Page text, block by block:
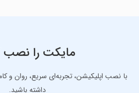
مایکت را نصب
با نصب اپلیکیشن، تجربه‌ای سریع، روان و
داشته باشید.